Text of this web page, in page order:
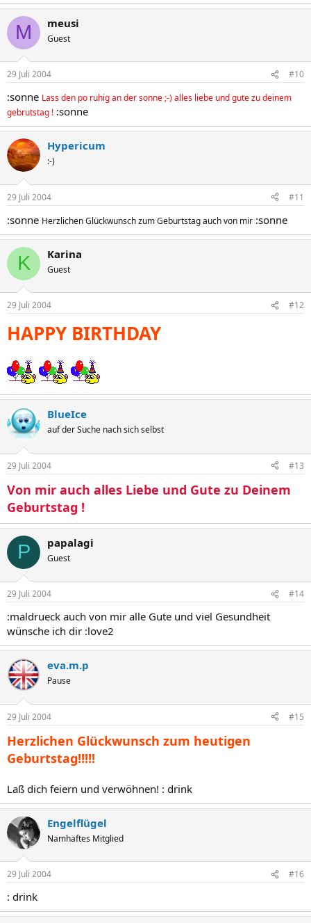
M meusi
Guest
29 Juli 2004 #10
:sonne Lass den po ruhig an der sonne ;-) alles liebe und gute zu deinem
gebrutstag ! :sonne
Hypericum
:-)
29 Juli 2004 #11
:sonne Herzlichen Glückwunsch zum Geburtstag auch von mir :sonne
K Karina
Guest
29 Juli 2004 #12
HAPPY BIRTHDAY
BlueIce
auf der Suche nach sich selbst
29 Juli 2004 #13
Von mir auch alles Liebe und Gute zu Deinem
Geburtstag !
P papalagi
Guest
29 Juli 2004 #14
:maldrueck auch von mir alle Gute und viel Gesundheit
wünsche ich dir :love2
eva.m.p
Pause
29 Juli 2004 #15
Herzlichen Glückwunsch zum heutigen
Geburtstag!!!!!
Laß dich feiern und verwöhnen! : drink
Engelflügel
Namhaftes Mitglied
29 Juli 2004 #16
: drink